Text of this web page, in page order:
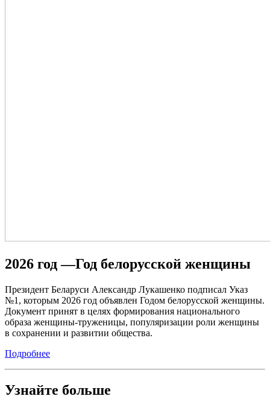
2026 год —Год белорусской женщины
Президент Беларуси Александр Лукашенко подписал Указ
№1, которым 2026 год объявлен Годом белорусской женщины.
Документ принят в целях формирования национального
образа женщины-труженицы, популяризации роли женщины
в сохранении и развитии общества.
Подробнее
Узнайте больше